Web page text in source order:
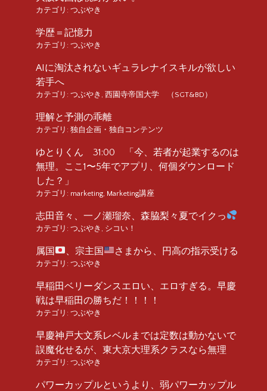
カテゴリ: つぶやき
学歴＝記憶力
カテゴリ: つぶやき
AIに淘汰されないギュラレナイスキルが欲しい
若手へ
カテゴリ: つぶやき 西園寺帝国大学 （SGT&BD）
理解と予測の乖離
カテゴリ: 独自企画・独自コンテンツ
ゆとりくん 31:00 「今、若者が起業するのは
無理。ここ1〜5年でアプリ、何個ダウンロード
した？」
カテゴリ: marketing Marketing講座
志田音々、一ノ瀬瑠奈、森脇梨々夏でイクっ
カテゴリ: つぶやき シコい！
属国 、宗主国 さまから、円高の指示受ける
カテゴリ: つぶやき
早稲田ベリーダンスエロい、エロすぎる。早慶
戦は早稲田の勝ちだ！！！！
カテゴリ: つぶやき
早慶神戸大文系レベルまでは定数は動かないで
誤魔化せるが、東大京大理系クラスなら無理
カテゴリ: つぶやき
パワーカップルというより、弱パワーカップル